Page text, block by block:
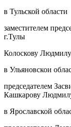
в Тульской области
заместителем
г.Тулы
Колоскову
в Ульяновскои
председателем
Кашкарову
в Ярославской